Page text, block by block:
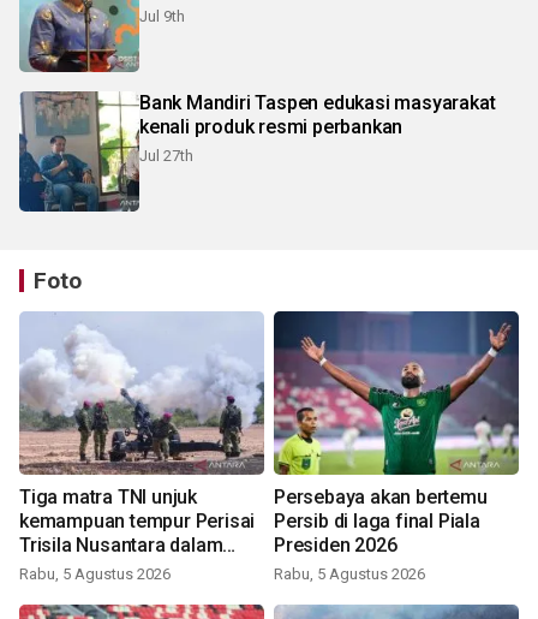
Jul 9th
Bank Mandiri Taspen edukasi masyarakat
kenali produk resmi perbankan
Jul 27th
Foto
Tiga matra TNI unjuk
kemampuan tempur Perisai
Trisila Nusantara dalam
latihan di Kepri
Rabu, 5 Agustus 2026
Persebaya akan bertemu
Persib di laga final Piala
Presiden 2026
Rabu, 5 Agustus 2026